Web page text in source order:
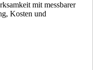
mit messbarer
Kosten und